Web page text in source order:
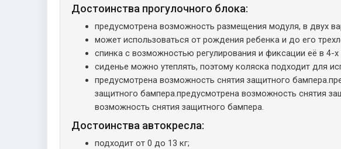
Достоинства прогулочного блока:
предусмотрена возможность размещения модуля, в двух
может использоваться от рождения ребенка и до его
спинка с возможностью регулирования и фиксации её в
сиденье можно утеплять, поэтому коляска подходит для
предусмотрена возможность снятия защитного
защитного бампера.предусмотрена возможность снятия
возможность снятия защитного бампера.
Достоинства автокресла:
подходит от 0 до 13 кг;